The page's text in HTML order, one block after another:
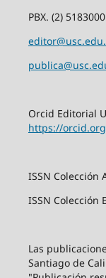
PBX. (2)
Orcid Editorial
https://
ISSN Colección
ISSN Colección
Las
Santiago de